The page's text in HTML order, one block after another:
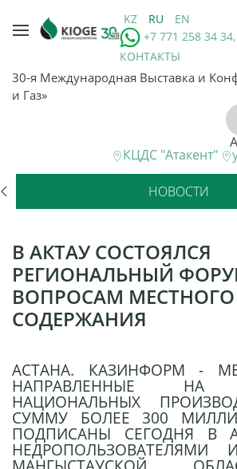
KZ RU
EN
+7 771 258 34
КОНТАКТЫ
30-я Международная Выставка и
и Газ»
КЦДС "Атакент"
НОВОСТИ
В АКТАУ СОСТОЯЛСЯ
РЕГИОНАЛЬНЫЙ
ВОПРОСАМ МЕСТНОГО
СОДЕРЖАНИЯ
АСТАНА. КАЗИНФОРМ -
НАПРАВЛЕННЫЕ НА
НАЦИОНАЛЬНЫХ
СУММУ БОЛЕЕ 300
ПОДПИСАНЫ СЕГОДНЯ В
НЕДРОПОЛЬЗОВАТЕЛЯМИ